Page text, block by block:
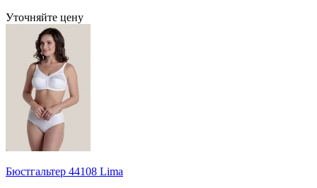
Уточняйте цену
Бюстгальтер 44108 Lima